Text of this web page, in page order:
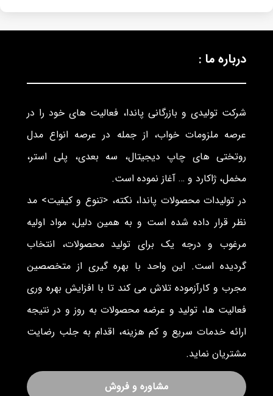
درباره ما :
شرکت تولیدی و بازرگانی پاندا، فعالیت های خود را در
عرصه ملزومات خواب، از جمله در عرصه انواع مدل
روتختی های چاپ دیجیتال، سه بعدی، پلی استر،
مخمل، ژاکارد و … آغاز نموده است.
در تولیدات محصولات پاندا، نکته، <تنوع و کیفیت> مد
نظر قرار داده شده است و به همین دلیل، مواد اولیه
مرغوب و درجه یک برای تولید محصولات، انتخاب
گردیده است. این واحد با بهره گیری از متخصصین
مجرب و کارآزموده تلاش می کند تا با افزایش بهره وری
فعالیت ها، تولید و عرضه محصولات به روز و در نتیجه
ارائه خدمات سریع و کم هزینه، اقدام به جلب رضایت
مشتریان نماید.
مشاوره و فروش